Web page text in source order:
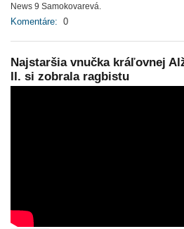
News 9 Samokovarevá.
Komentáre: 0
Najstaršia vnučka kráľovnej
II. si zobrala ragbistu